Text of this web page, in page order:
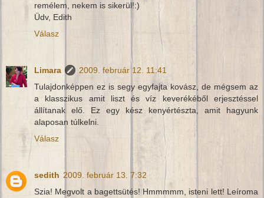
remélem, nekem is sikerül!:)
Üdv, Edith
Válasz
Limara
2009. február 12. 11:41
Tulajdonképpen ez is segy egyfajta kovász, de mégsem az
a klasszikus amit liszt és víz keverékéből erjesztéssel
állítanak elő. Ez egy kész kenyértészta, amit hagyunk
alaposan túlkelni.
Válasz
sedith 2009. február 13. 7:32
Szia! Megvolt a bagettsütés! Hmmmmm, isteni lett! Leíroma